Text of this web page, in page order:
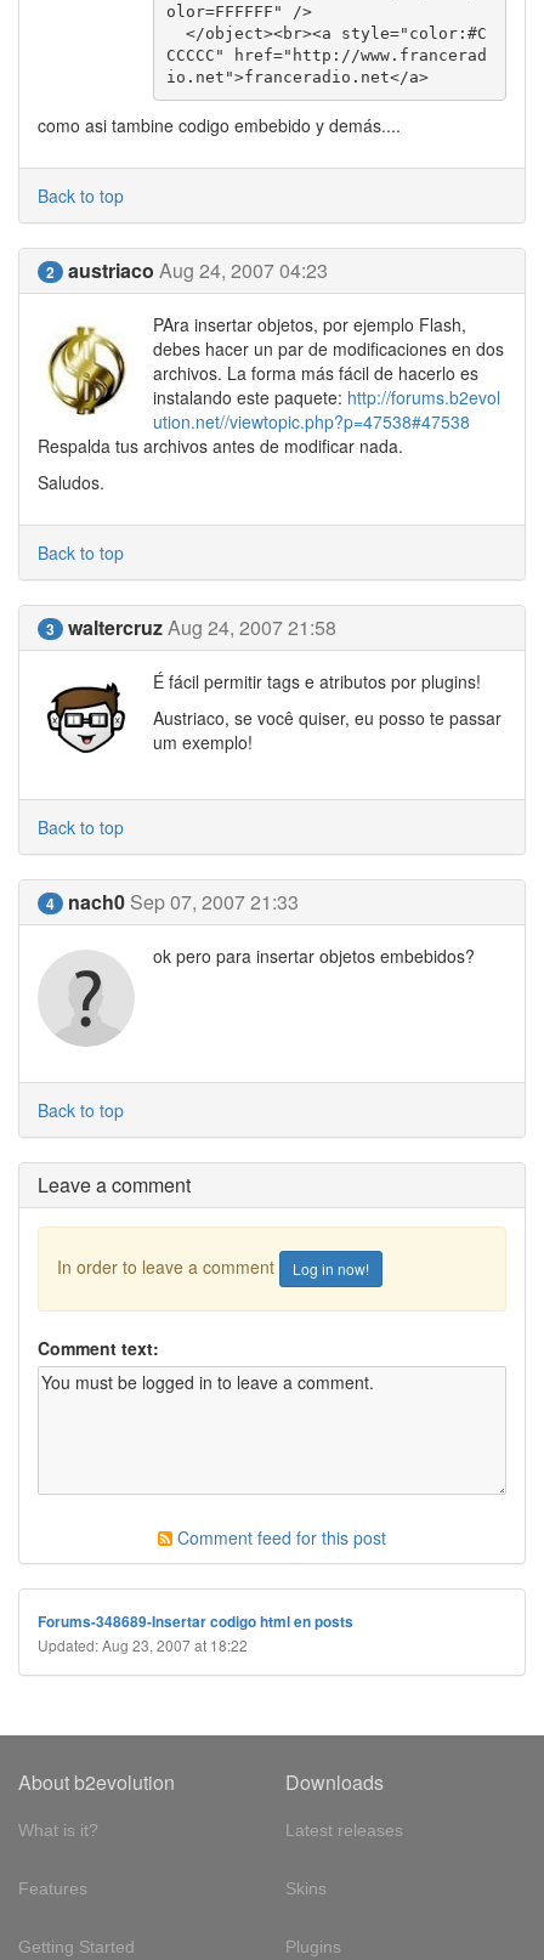
olor=FFFFFF" />
CCCCC" href="http://www.francerad
io.net">franceradio.net</a>
como asi tambine codigo embebido y demás....
Back to top
2 austriaco Aug 24, 2007 04:23
PAra insertar objetos, por ejemplo Flash,
debes hacer un par de modificaciones en dos
archivos. La forma más fácil de hacerlo es
instalando este paquete: http://forums.b2evol
ution.net//viewtopic.php?p=47538#47538
Respalda tus archivos antes de modificar nada.
Saludos.
Back to top
3 waltercruzAug 24, 2007 21:58
É fácil permitir tags e atributos por plugins!
Austriaco, se você quiser, eu posso te passar
um exemplo!
Back to top
4 nach0 Sep 07, 2007 21:33
ok pero para insertar objetos embebidos?
Back to top
Leave a comment
In order to leave a comment Log in now!
Comment text:
Comment feed for this post
Forums-348689-Insertar codigo html en posts
Updated: Aug 23, 2007 at 18:22
About b2evolution
What is it?
Features
Getting Started
Downloads
Latest releases
Skins
Plugins